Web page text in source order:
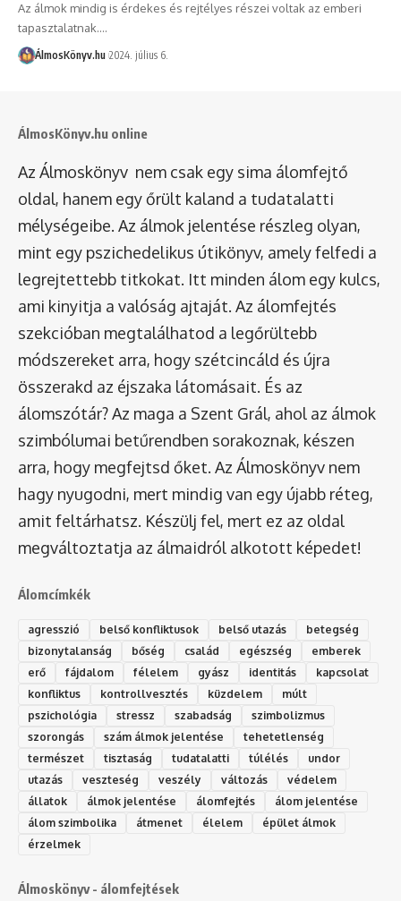
Az álmok mindig is érdekes és rejtélyes részei voltak az emberi
tapasztalatnak.…
ÁlmosKönyv.hu 2024. július 6.
ÁlmosKönyv.hu online
Az Álmoskönyv nem csak egy sima álomfejtő
oldal, hanem egy őrült kaland a tudatalatti
mélységeibe. Az álmok jelentése részleg olyan,
mint egy pszichedelikus útikönyv, amely felfedi a
legrejtettebb titkokat. Itt minden álom egy kulcs,
ami kinyitja a valóság ajtaját. Az álomfejtés
szekcióban megtalálhatod a legőrültebb
módszereket arra, hogy szétcincáld és újra
összerakd az éjszaka látomásait. És az
álomszótár? Az maga a Szent Grál, ahol az álmok
szimbólumai betűrendben sorakoznak, készen
arra, hogy megfejtsd őket. Az Álmoskönyv nem
hagy nyugodni, mert mindig van egy újabb réteg,
amit feltárhatsz. Készülj fel, mert ez az oldal
megváltoztatja az álmaidról alkotott képedet!
Álomcímkék
agresszió belső konfliktusok belső utazás
betegség
bizonytalanság
bőség család egészség
emberek
erő
fájdalom félelem gyász identitás
kapcsolat
konfliktus
kontrollvesztés küzdelem
múlt
pszichológia
stressz szabadság
szimbolizmus
szorongás
szám álmok jelentése
tehetetlenség
természet
tisztaság tudatalatti túlélés
undor
utazás
veszteség veszély változás
védelem
állatok
álmok jelentése álomfejtés
álom jelentése
álom szimbolika
átmenet élelem
épület álmok
érzelmek
Álmoskönyv - álomfejtések